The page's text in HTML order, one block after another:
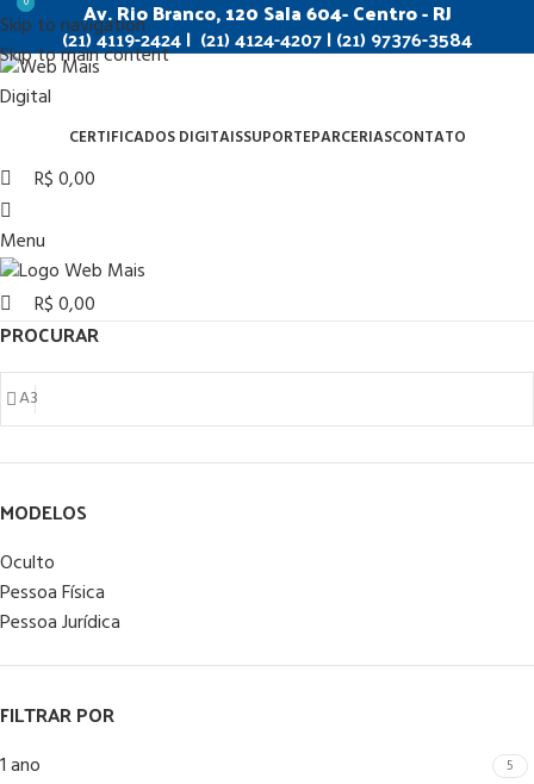
Skip to navigation
Skip to main content
Av. Rio Branco, 120 Sala 604- Centro - RJ
(21) 4119-2424 | (21) 4124-4207 | (21) 97376-3584
CERTIFICADOS DIGITAISSUPORTEPARCERIASCONTATO
R$0,00
Menu
R$0,00
PROCURAR
MODELOS
Oculto
Pessoa Física
Pessoa Jurídica
FILTRAR POR
1 ano 5